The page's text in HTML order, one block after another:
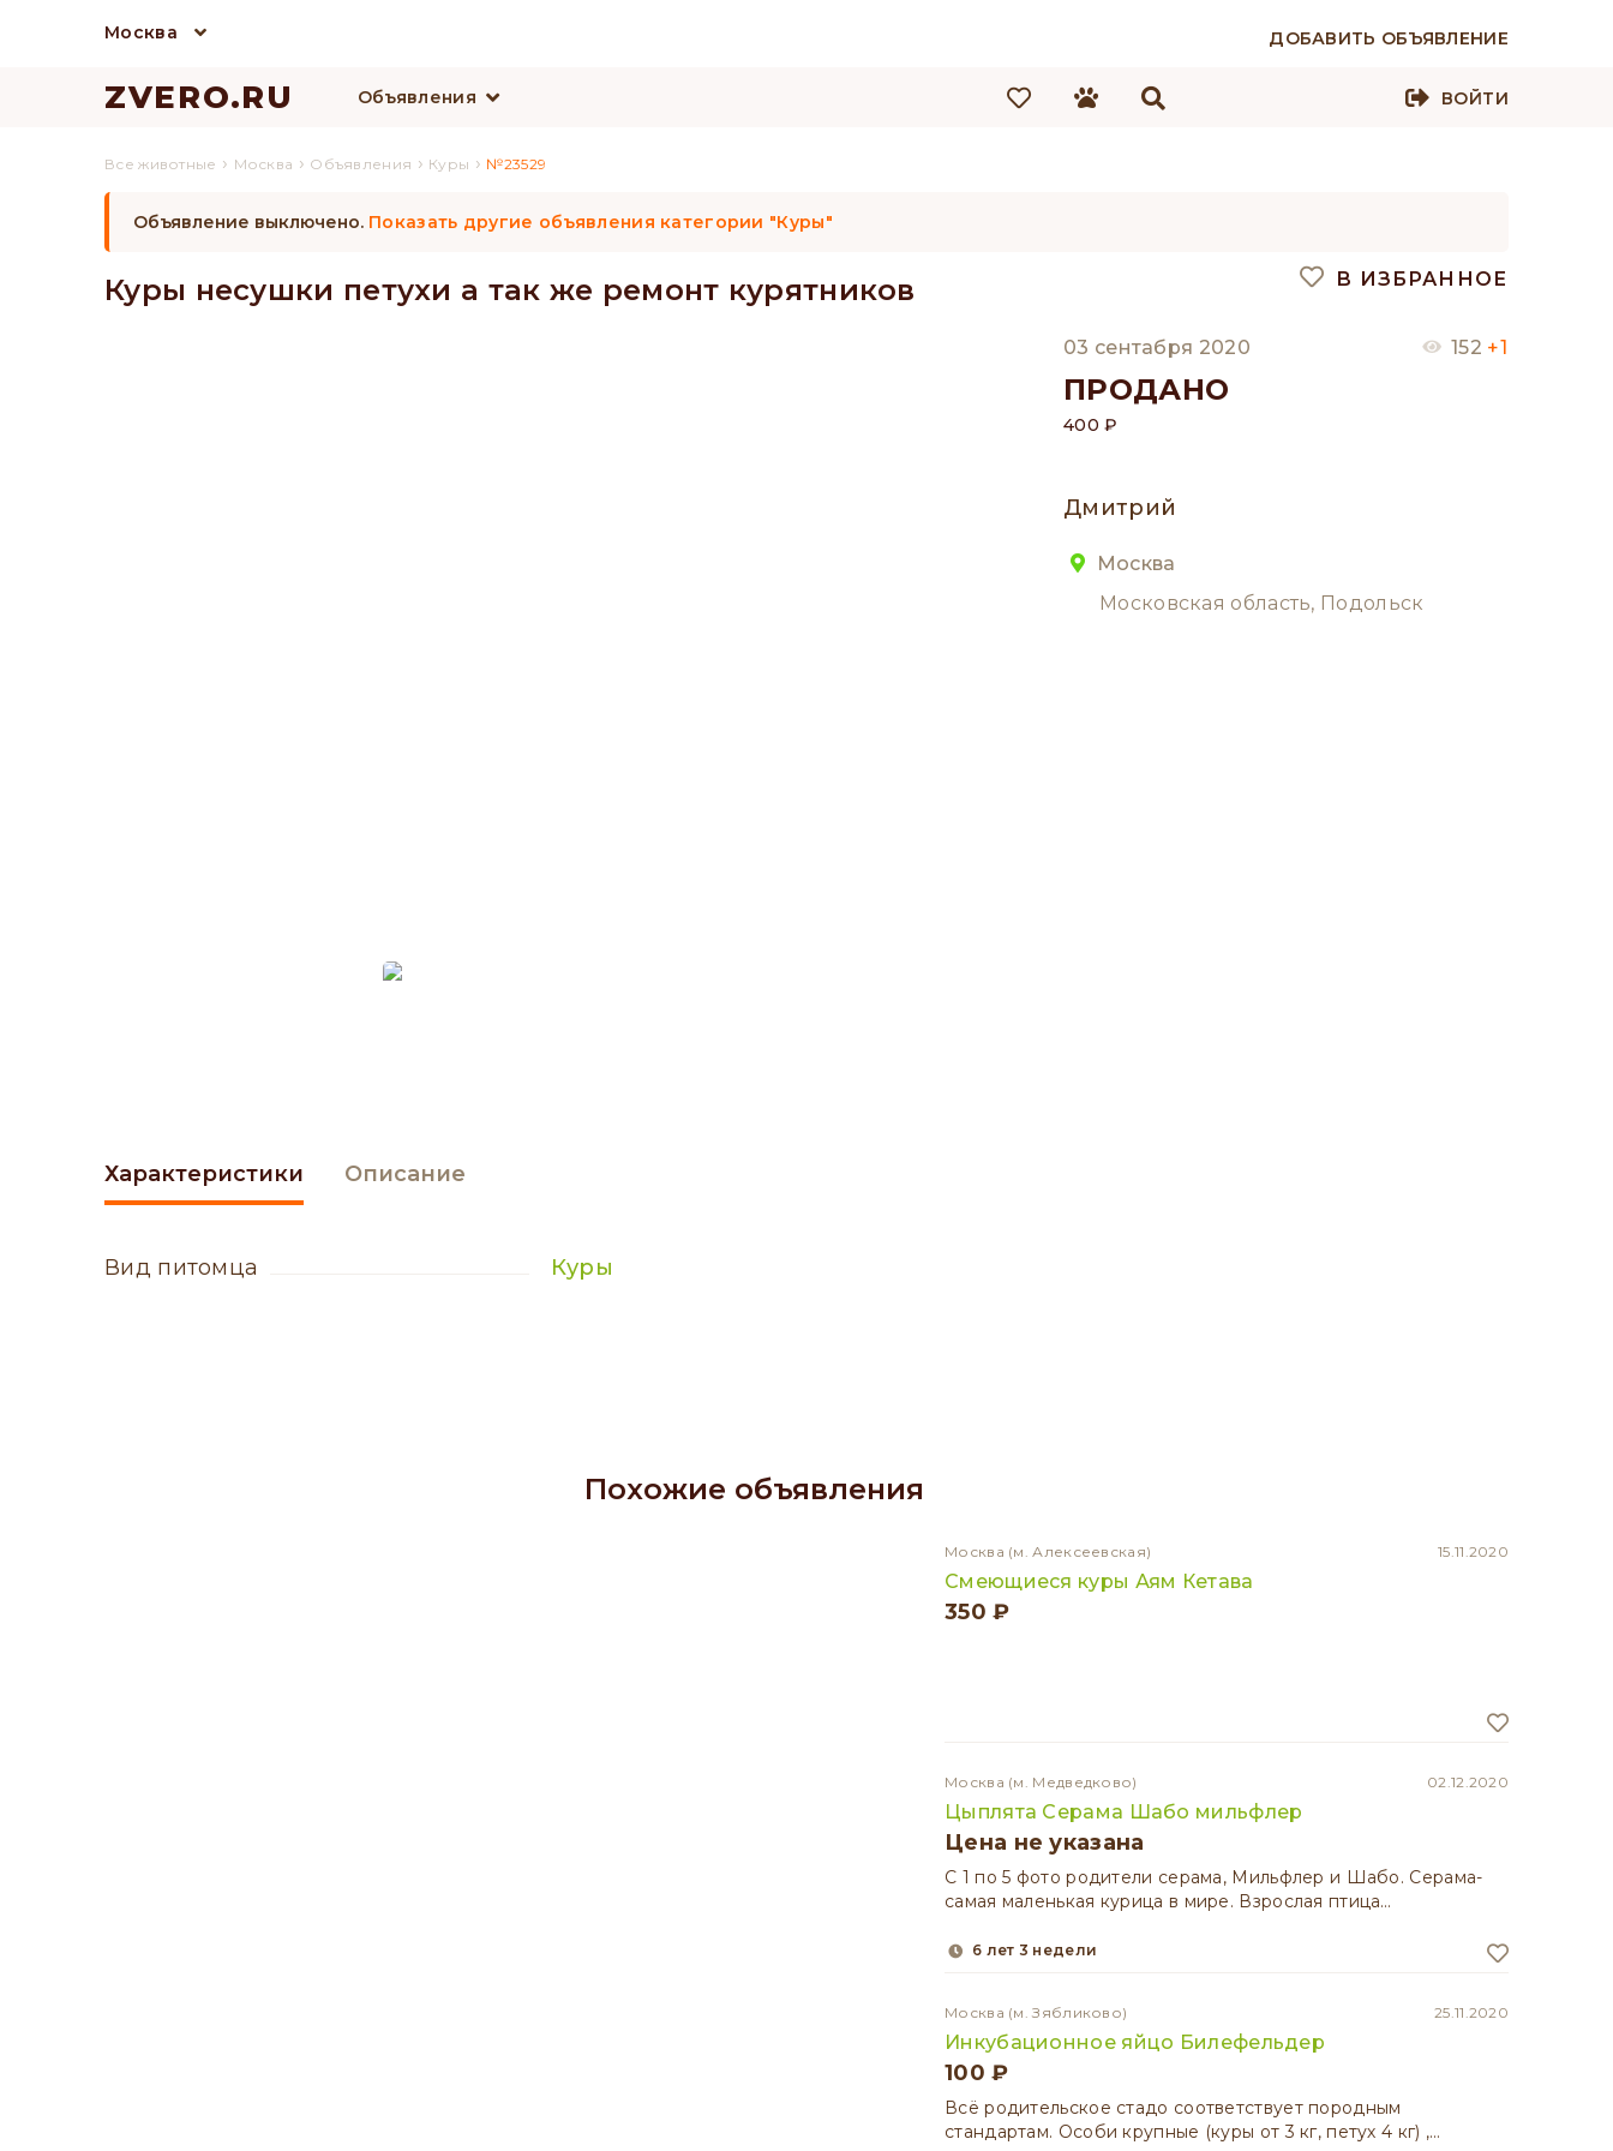
Москва ДОБАВИТЬ ОБЪЯВЛЕНИЕ
ZVERO.RU Объявления ВОЙТИ
Все животные › Москва › Объявления › Куры › №23529
Объявление выключено. Показать другие объявления категории "Куры"
Куры несушки петухи а так же ремонт курятников
Характеристики
вид питомца Куры
Описание
В ИЗБРАННОЕ
03 сентабря 2020 152 +1
ПРОДАНО
400 ₽
Дмитрий
Москва
Московская область, Подольск
Похожие объявления
Москва (м. Алексеевская) 15.11.2020
Смеющиеся куры Аям Кетава
350 ₽
Москва (м. Медведково) 02.12.2020
Цыплята Серама Шабо мильфлер
Цена не указана
С 1 по 5 фото родители серама, Мильфлер и Шабо. Серама-
самая маленькая курица в мире. Взрослая птица…
6 лет 3 недели
Москва (м. Зябликово) 25.11.2020
Инкубационное яйцо Билефельдер
100 ₽
Всё родительское стадо соответствует породным
стандартам. Особи крупные (куры от 3 кг, петух 4 кг) ,…